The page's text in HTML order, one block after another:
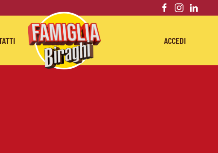
ACCEDI